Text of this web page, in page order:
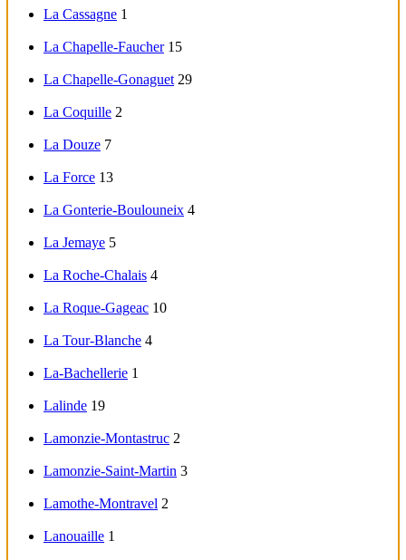
La Cassagne 1
La Chapelle-Faucher 15
La Chapelle-Gonaguet 29
La Coquille 2
La Douze 7
La Force 13
La Gonterie-Boulouneix 4
La Jemaye 5
La Roche-Chalais 4
La Roque-Gageac 10
La Tour-Blanche 4
La-Bachellerie 1
Lalinde 19
Lamonzie-Montastruc 2
Lamonzie-Saint-Martin 3
Lamothe-Montravel 2
Lanouaille 1